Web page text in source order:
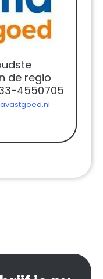
de regio
4550705